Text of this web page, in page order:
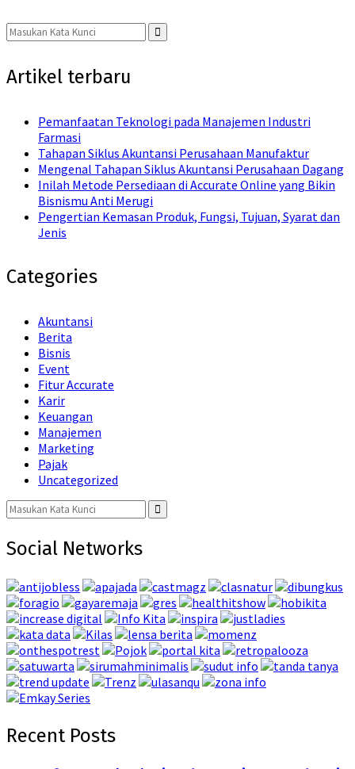
Search
for:
Search
Artikel terbaru
Pemanfaatan Teknologi pada Manajemen Industri
Farmasi
Tahapan Siklus Akuntansi Perusahaan Manufaktur
Mengenal Tahapan Siklus Akuntansi Perusahaan Dagang
Inilah Metode Persediaan di Accurate Online yang Bikin
Bisnismu Anti Merugi
Pengertian Kemasan Produk, Fungsi, Tujuan, Syarat dan
Jenis
Categories
Akuntansi
Berita
Bisnis
Event
Fitur Accurate
Karir
Keuangan
Manajemen
Marketing
Pajak
Uncategorized
Search
for:
Search
Social Networks
Recent Posts